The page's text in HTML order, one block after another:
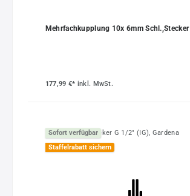
Mehrfachkupplung 10x 6mm Schl.,Stecker
177,99 €* inkl. MwSt.
Sofort verfügbar
Staffelrabatt sichern